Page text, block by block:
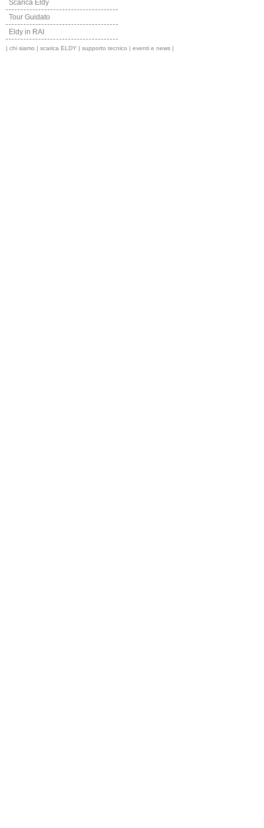
Scarica Eldy
Tour Guidato
Eldy in RAI
| chi siamo | scarica ELDY | supporto tecnico | eventi e news |